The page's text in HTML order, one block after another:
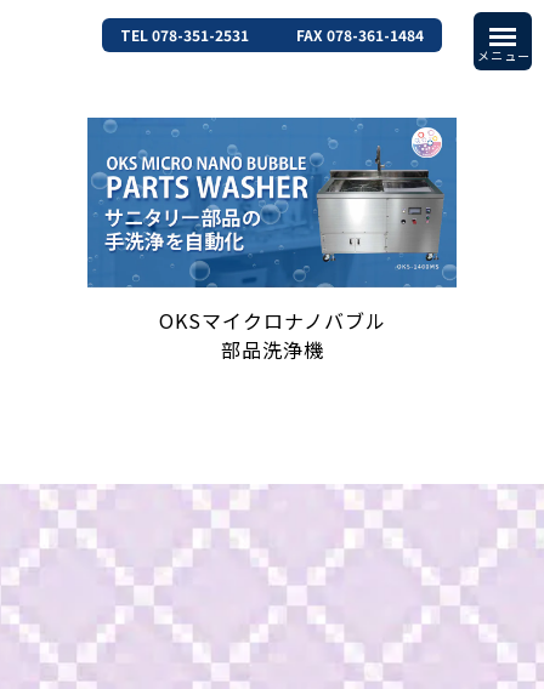
TEL 078-351-2531 FAX 078-361-1484
OKSマイクロナノバブル
部品洗浄機